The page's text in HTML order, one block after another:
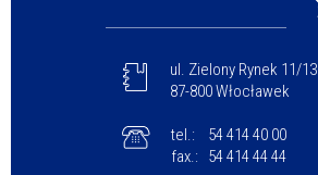
ul. Zielony Rynek 11/13
87-800 Włocławek
tel.:
54 414 40 00
fax.:
54 414 44 44